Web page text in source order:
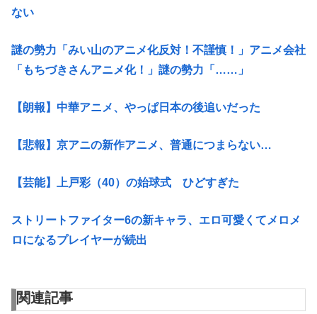
ない
謎の勢力「みい山のアニメ化反対！不謹慎！」アニメ会社
「もちづきさんアニメ化！」謎の勢力「……」
【朗報】中華アニメ、やっぱ日本の後追いだった
【悲報】京アニの新作アニメ、普通につまらない…
【芸能】上戸彩（40）の始球式 ひどすぎた
ストリートファイター6の新キャラ、エロ可愛くてメロメ
ロになるプレイヤーが続出
関連記事